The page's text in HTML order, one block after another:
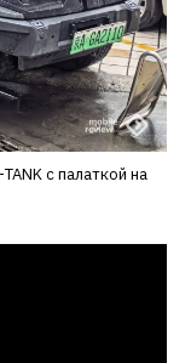
с палаткой на